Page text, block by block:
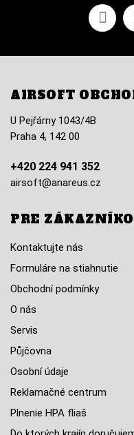
AIRSOFT
U Pejřárny 1043/4B
Praha 4, 142 00
+420 224 941 352
airsoft@anareus.cz
PRE
Kontaktujte nás
Formuláre na stiahnutie
Obchodní podmínky
O nás
Servis
Půjčovna
Osobní údaje
Reklamačné centrum
Plnenie HPA fliaš